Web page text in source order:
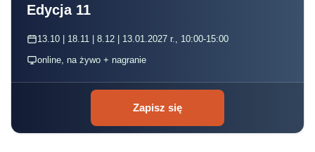
Edycja 11
13.10 | 18.11 | 8.12 | 13.01.2027 r., 10:00-15:00
online, na żywo + nagranie
Zapisz się